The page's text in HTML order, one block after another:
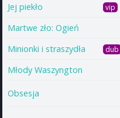
Jej piekło vip
Martwe zło: Ogień
Minionki i straszydła dub
Młody Waszyngton
Obsesja